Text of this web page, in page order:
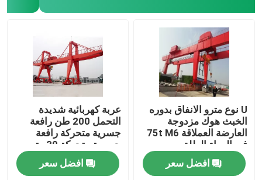
رافعة قنطرية متحركة بعارضة واحدة
رافعة جسرية للحاوية
هاربور بورتال كرين
رافعة جسرية الإطارات المطاطية
U نوع مترو الانفاق بدوره
الخبث هوك مزدوجة
العارضة العملاقة 75t M6
في الهواء الطلق
افضل سعر
عربة كهربائية شديدة
التحمل 200 طن رافعة
جسرية متحركة رافعة
جسرية متحركة 30 متر
رفع
افضل سعر